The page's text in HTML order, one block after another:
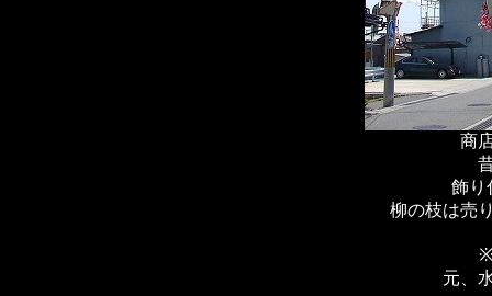
商
飾り
柳の枝は売
※
元、